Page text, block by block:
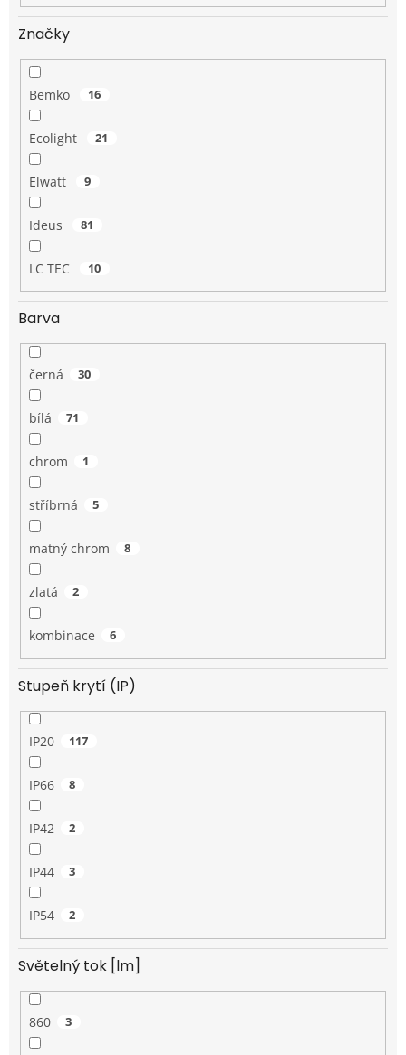
Značky
Bemko 16
Ecolight 21
Elwatt 9
Ideus 81
LC TEC 10
Barva
černá 30
bílá 71
chrom 1
stříbrná 5
matný chrom 8
zlatá 2
kombinace 6
Stupeň krytí (IP)
IP20 117
IP66 8
IP42 2
IP44 3
IP54 2
Světelný tok [lm]
860 3